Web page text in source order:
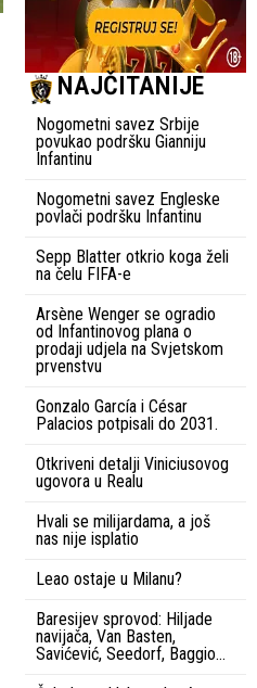
NAJČITANIJE
Nogometni savez Srbije
povukao podršku Gianniju
Infantinu
Nogometni savez Engleske
povlači podršku Infantinu
Sepp Blatter otkrio koga želi
na čelu FIFA-e
Arsène Wenger se ogradio
od Infantinovog plana o
prodaji udjela na Svjetskom
prvenstvu
Gonzalo García i César
Palacios potpisali do 2031.
Otkriveni detalji Viniciusovog
ugovora u Realu
Hvali se milijardama, a još
nas nije isplatio
Leao ostaje u Milanu?
Baresijev sprovod: Hiljade
navijača, Van Basten,
Savićević, Seedorf, Baggio…